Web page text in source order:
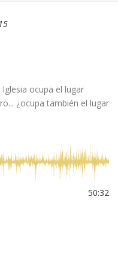
ocupa el lugar
¿ocupa también el lugar
50:32